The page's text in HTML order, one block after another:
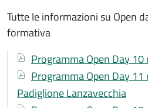
Tutte le informazioni su Open
formativa
Documenti
Documento
Programma Open Day
Documento
Programma Open Day 11
Padiglione Lanzavecchia